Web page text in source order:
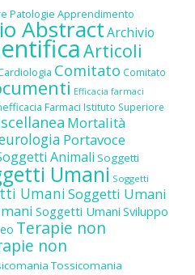
Patologie Apprendimento
AbstractArchivio
Articoli
Comitato Comitato
Efficacia farmaci
Farmaci Istituto Superiore
Mortalità
Portavoce
Animali Soggetti
Umani Soggetti
UmaniSoggetti Umani
Soggetti Umani Sviluppo
Terapie non
non
Tossicomania